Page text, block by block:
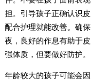
担。引导孩子正确认识
配合护理就能改善。确
夜，良好的作息有助于
强体质，但要做好防护。
年龄较大的孩子可能会